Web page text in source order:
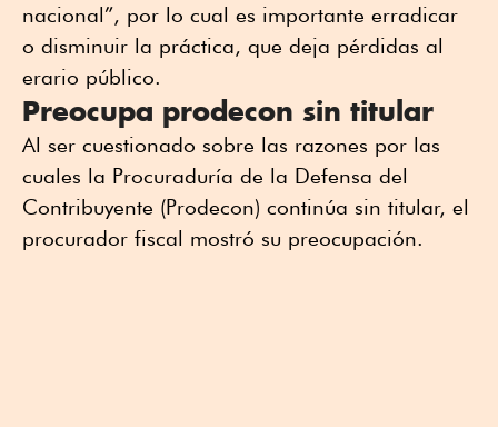
nacional”, por lo cual es importante erradicar
o disminuir la práctica, que deja pérdidas al
erario público.
Preocupa prodecon sin titular
Al ser cuestionado sobre las razones por las
cuales la Procuraduría de la Defensa del
Contribuyente (Prodecon) continúa sin titular, el
procurador fiscal mostró su preocupación.